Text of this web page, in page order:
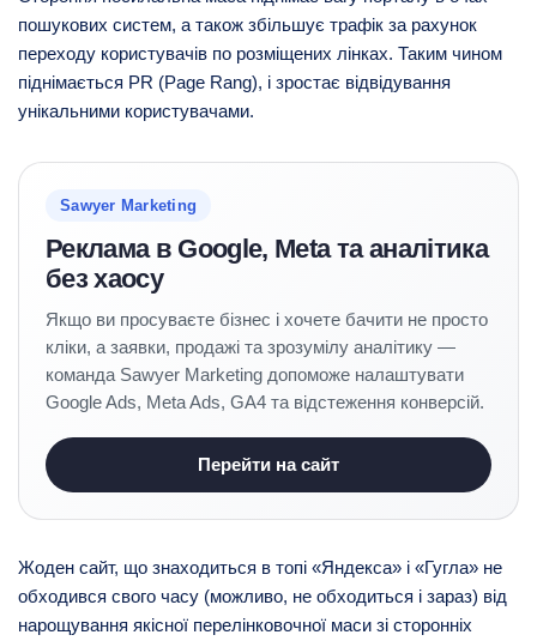
пошукових систем, а також збільшує трафік за рахунок
переходу користувачів по розміщених лінках. Таким чином
піднімається PR (Page Rang), і зростає відвідування
унікальними користувачами.
Sawyer Marketing
Реклама в Google, Meta та аналітика
без хаосу
Якщо ви просуваєте бізнес і хочете бачити не просто
кліки, а заявки, продажі та зрозумілу аналітику —
команда Sawyer Marketing допоможе налаштувати
Google Ads, Meta Ads, GA4 та відстеження конверсій.
Перейти на сайт
Жоден сайт, що знаходиться в топі «Яндекса» і «Гугла» не
обходився свого часу (можливо, не обходиться і зараз) від
нарощування якісної перелінковочної маси зі сторонніх